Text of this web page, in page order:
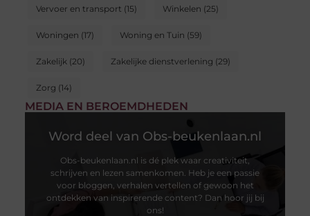
Vervoer en transport (15) Winkelen (25)
Woningen (17) Woning en Tuin (59)
Zakelijk (20) Zakelijke dienstverlening (29)
Zorg (14)
MEDIA EN BEROEMDHEDEN
Word deel van Obs-beukenlaan.nl
Obs-beukenlaan.nl is dé plek waar creativiteit,
schrijven en lezen samenkomen. Heb je een passie
voor bloggen, verhalen vertellen of gewoon het
ontdekken van inspirerende content? Dan hoor jij bij
ons!